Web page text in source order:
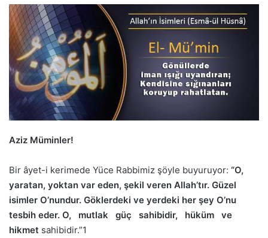
Aziz Müminler!
Bir âyet-i kerimede Yüce Rabbimiz şöyle buyuruyor: “O,
yaratan, yoktan var eden, şekil veren Allah’tır. Güzel
isimler O’nundur. Göklerdeki ve yerdeki her şey O’nu
tesbih eder. O, mutlak güç sahibidir, hüküm ve
hikmet sahibidir.”1